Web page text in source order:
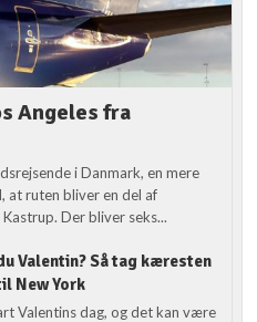
Angeles fra
i Danmark, en mere
ruten bliver en del af
Der bliver seks...
Valentin? Så tag kæresten
New York
Valentins dag, og det kan være